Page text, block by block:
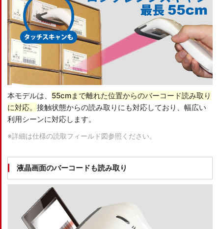
本モデルは、 55cmまで離れた位置からのバーコード読み取り
に対応。 接触状態からの読み取りにも対応しており、幅広い
利用シーンに対応します。
※詳細は仕様の読取フィールド図参照ください。
液晶画面のバーコードも読み取り